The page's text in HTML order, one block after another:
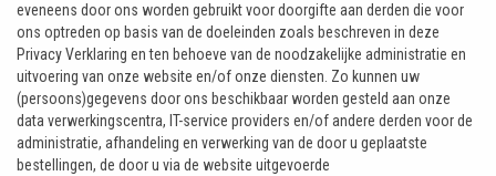
eveneens door ons worden gebruikt voor doorgifte aan derden die voor
ons optreden op basis van de doeleinden zoals beschreven in deze
Privacy Verklaring en ten behoeve van de noodzakelijke administratie en
uitvoering van onze website en/of onze diensten. Zo kunnen uw
(persoons)gegevens door ons beschikbaar worden gesteld aan onze
data verwerkingscentra, IT-service providers en/of andere derden voor de
administratie, afhandeling en verwerking van de door u geplaatste
bestellingen, de door u via de website uitgevoerde